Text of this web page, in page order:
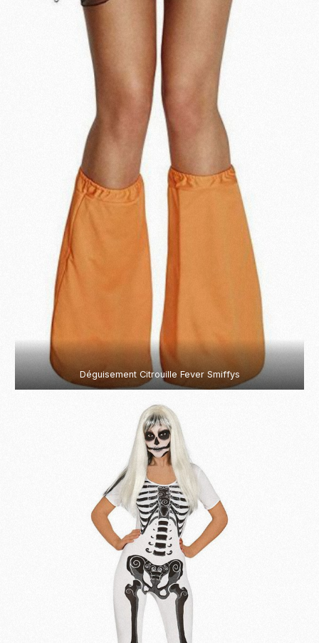
Déguisement Citrouille Fever Smiffys